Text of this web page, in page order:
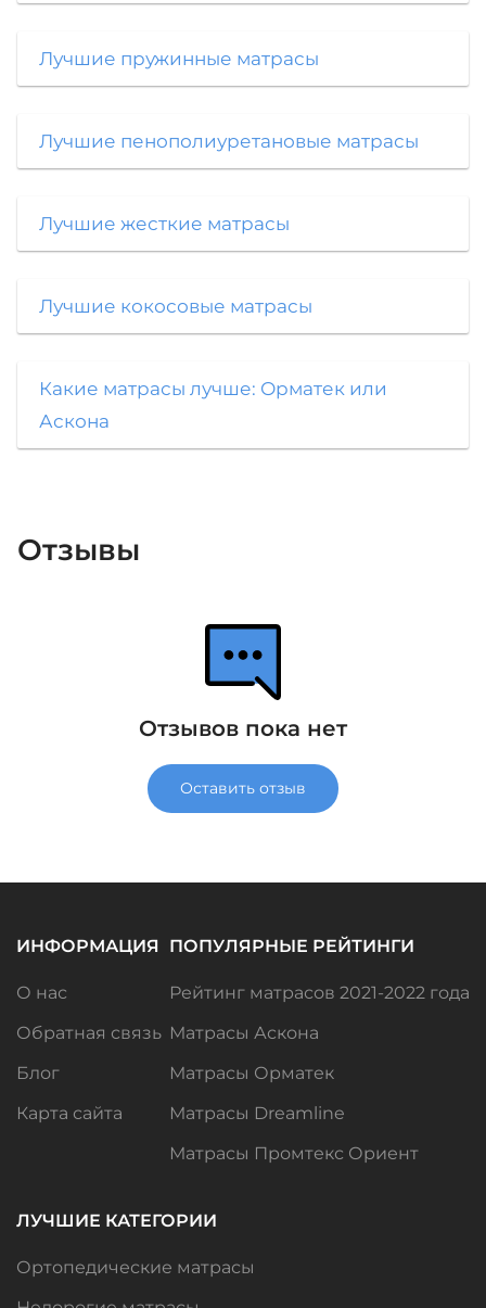
Лучшие пружинные матрасы
Лучшие пенополиуретановые матрасы
Лучшие жесткие матрасы
Лучшие кокосовые матрасы
Какие матрасы лучше: Орматек или
Аскона
Отзывы
Отзывов пока нет
Оставить отзыв
ИНФОРМАЦИЯ
О нас
Обратная связь
Блог
Карта сайта
ПОПУЛЯРНЫЕ РЕЙТИНГИ
Рейтинг матрасов 2021-2022 года
Матрасы Аскона
Матрасы Орматек
Матрасы Dreamline
Матрасы Промтекс Ориент
ЛУЧШИЕ КАТЕГОРИИ
Ортопедические матрасы